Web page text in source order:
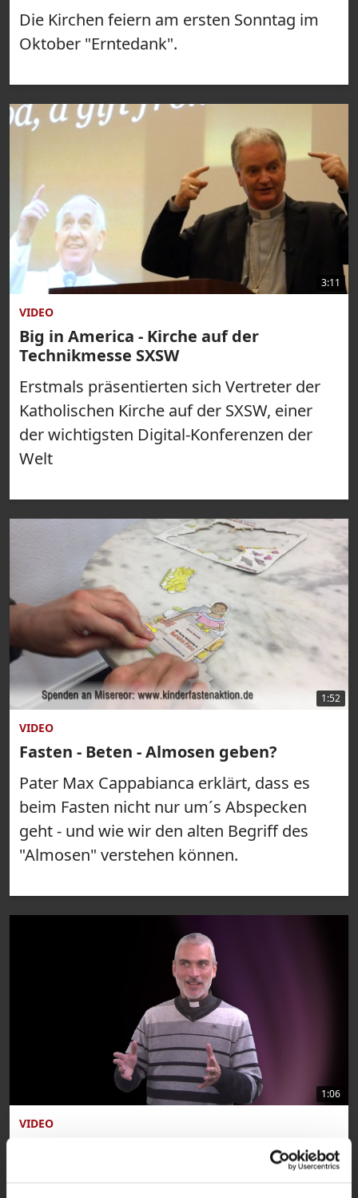
Die Kirchen feiern am ersten Sonntag im
Oktober "Erntedank".
3:11
VIDEO
Big in America - Kirche auf der
Technikmesse SXSW
Erstmals präsentierten sich Vertreter der
Katholischen Kirche auf der SXSW, einer
der wichtigsten Digital-Konferenzen der
Welt
1:52
VIDEO
Fasten - Beten - Almosen geben?
Pater Max Cappabianca erklärt, dass es
beim Fasten nicht nur um´s Abspecken
geht - und wie wir den alten Begriff des
"Almosen" verstehen können.
1:06
VIDEO